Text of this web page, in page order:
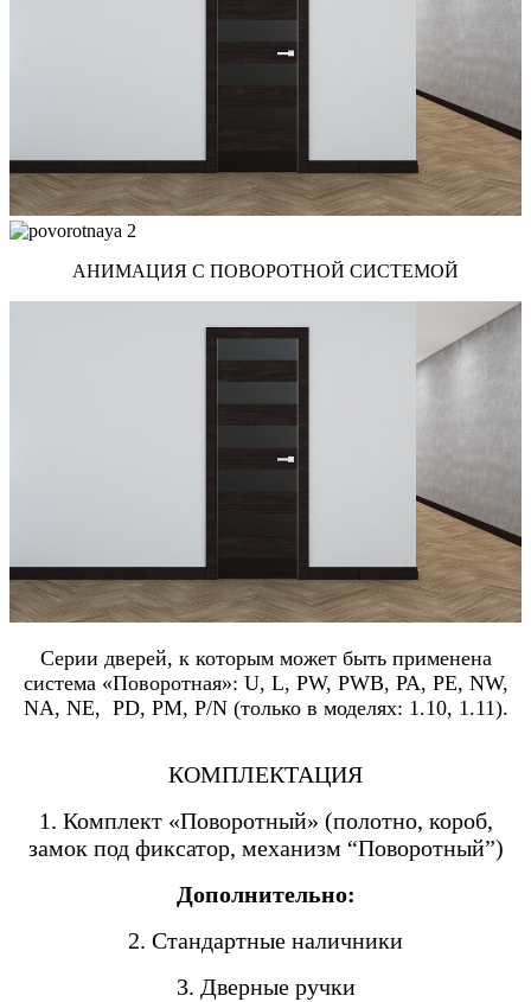
АНИМАЦИЯ С ПОВОРОТНОЙ СИСТЕМОЙ
Серии дверей, к которым может быть применена
система «Поворотная»: U, L, PW, PWB, PA, PE, NW,
NA, NE, PD, PM, P/N (только в моделях: 1.10, 1.11).
КОМПЛЕКТАЦИЯ
1. Комплект «Поворотный» (полотно, короб,
замок под фиксатор, механизм “Поворотный”)
Дополнительно:
2. Стандартные наличники
3. Дверные ручки